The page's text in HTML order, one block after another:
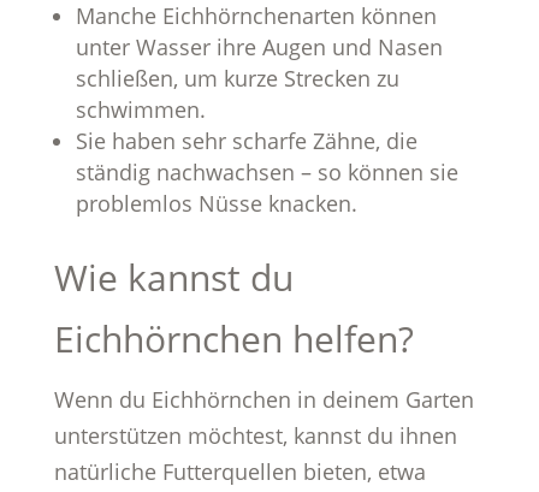
Manche Eichhörnchenarten können
unter Wasser ihre Augen und Nasen
schließen, um kurze Strecken zu
schwimmen.
Sie haben sehr scharfe Zähne, die
ständig nachwachsen – so können sie
problemlos Nüsse knacken.
Wie kannst du
Eichhörnchen helfen?
Wenn du Eichhörnchen in deinem Garten
unterstützen möchtest, kannst du ihnen
natürliche Futterquellen bieten, etwa